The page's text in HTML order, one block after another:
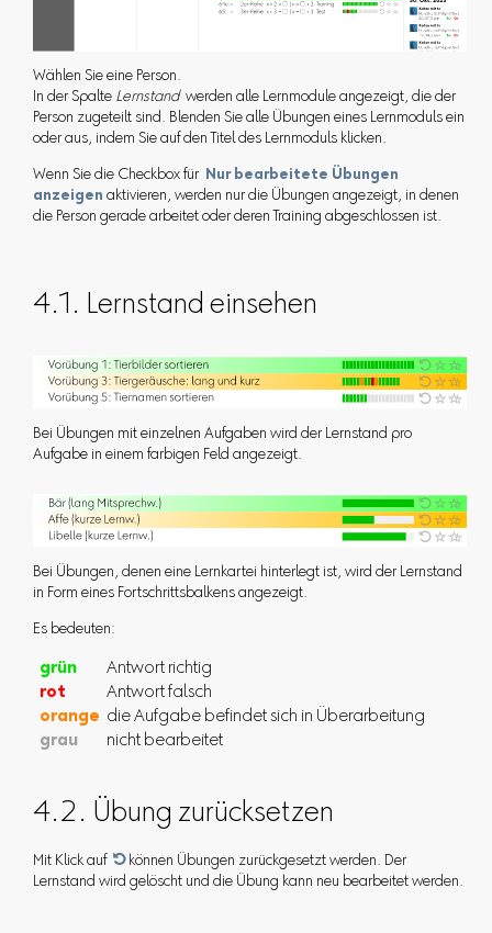
Wählen Sie eine Person.
In der Spalte Lernstand werden alle Lernmodule angezeigt, die der
Person zugeteilt sind. Blenden Sie alle Übungen eines Lernmoduls ein
oder aus, indem Sie auf den Titel des Lernmoduls klicken.
Wenn Sie die Checkbox für Nur bearbeitete Übungen
anzeigen aktivieren, werden nur die Übungen angezeigt, in denen
die Person gerade arbeitet oder deren Training abgeschlossen ist.
4.1. Lernstand einsehen
Bei Übungen mit einzelnen Aufgaben wird der Lernstand pro
Aufgabe in einem farbigen Feld angezeigt.
Bei Übungen, denen eine Lernkartei hinterlegt ist, wird der Lernstand
in Form eines Fortschrittsbalkens angezeigt.
Es bedeuten:
grün
Antwort richtig
rot
Antwort falsch
orange die Aufgabe befindet sich in Überarbeitung
grau
nicht bearbeitet
4.2. Übung zurücksetzen
Mit Klick auf können Übungen zurückgesetzt werden. Der
Lernstand wird gelöscht und die Übung kann neu bearbeitet werden.